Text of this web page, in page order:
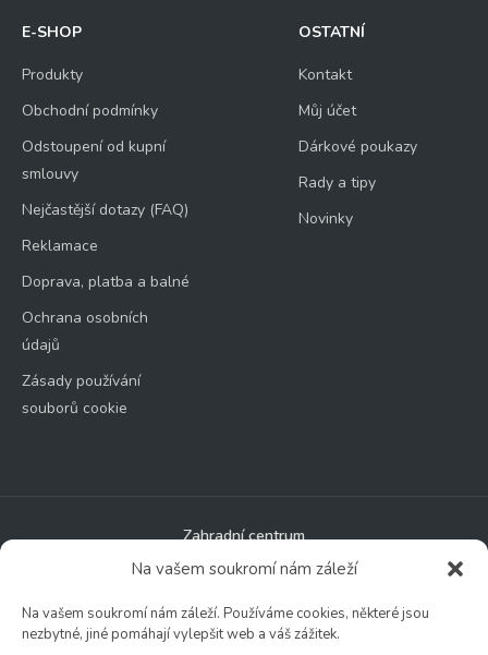
Na vašem soukromí nám záleží
Na vašem soukromí nám záleží. Používáme cookies, některé jsou
nezbytné, jiné pomáhají vylepšit web a váš zážitek.
E-SHOP
Produkty
Obchodní podmínky
Odstoupení od kupní
smlouvy
Nejčastější dotazy (FAQ)
Reklamace
Doprava, platba a balné
Ochrana osobních
údajů
Zásady používání
souborů cookie
OSTATNÍ
Kontakt
Můj účet
Dárkové poukazy
Rady a tipy
Novinky
Zahradní centrum
🕑 Po – Čt: 9:00 – 17:00
🚫 Neděle: ZAVŘENO